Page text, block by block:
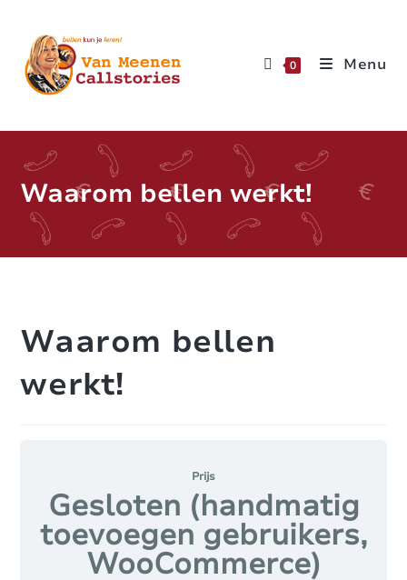
0 Menu
Waarom bellen werkt!
Waarom bellen
werkt!
Prijs
Gesloten (handmatig
toevoegen gebruikers,
WooCommerce)